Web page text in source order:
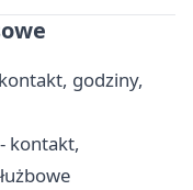
godziny,
kontakt,